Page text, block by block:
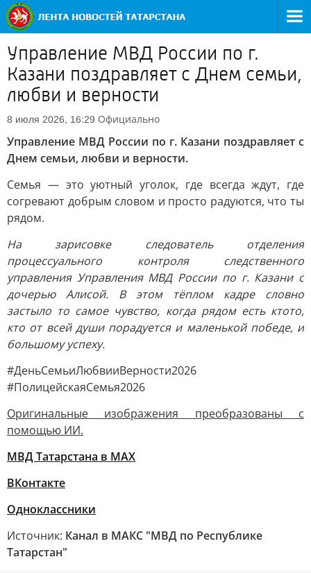
Управление МВД России по г.
Казани поздравляет с Днем семьи,
любви и верности
8 июля 2026, 16:29 Официально
Управление МВД России по г. Казани поздравляет с
Днем семьи, любви и верности.
Семья — это уютный уголок, где всегда ждут, где
согревают добрым словом и просто радуются, что ты
рядом.
На зарисовке следователь отделения
процессуального контроля следственного
управления Управления МВД России по г. Казани с
дочерью Алисой. В этом тёплом кадре словно
застыло то самое чувство, когда рядом есть ктото,
кто от всей души порадуется и маленькой победе, и
большому успеху.
#ДеньСемьиЛюбвииВерности2026
#ПолицейскаяСемья2026
Оригинальные изображения преобразованы с
помощью ИИ.
МВД Татарстана в МАХ
ВКонтакте
Одноклассники
Источник: Канал в МАКС "МВД по Республике
Татарстан"